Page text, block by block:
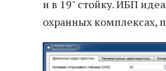
и в 19" стойку. ИБП
охранных комплексах,